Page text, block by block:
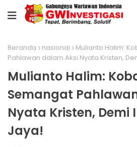
Beranda nasional
Mulianto Halim:
Pahlawan dalam Aksi Nyata Kristen,
Mulianto Halim:
Semangat
Nyata Kristen, Demi
Jaya!